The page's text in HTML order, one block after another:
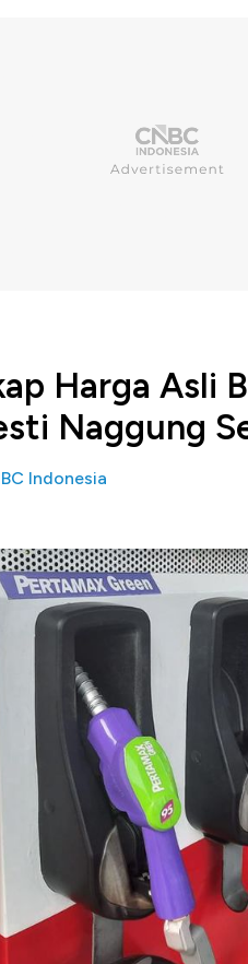
Harga Asli
Naggung
Indonesia